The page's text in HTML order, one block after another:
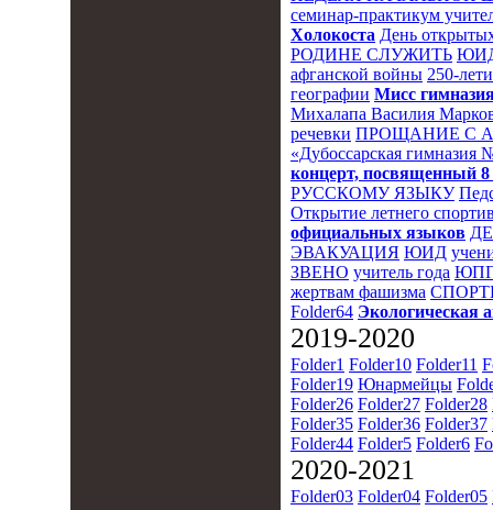
семинар-практикум
Холокоста День
РОДИНЕ СЛУЖИТЬ
афганской войны 250-
географии Мисс
Михалапа Василия
речевки ПРОЩАНИЕ С
«Дубоссарская гимназия
концерт, посвященный
РУССКОМУ ЯЗЫКУ
Открытие летнего
официальных языков
ЭВАКУАЦИЯ ЮИД
ЗВЕНО учитель года
жертвам фашизма
Folder64 Экологическая
2019-2020
Folder1 Folder10 Folder11
Folder19 Юнармейцы
Folder26 Folder27 Folder28
Folder35 Folder36 Folder37
Folder44 Folder5 Folder6
2020-2021
Folder03 Folder04 Folder05